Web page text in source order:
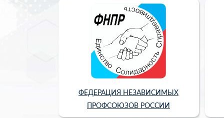
ФЕДЕРАЦИЯ НЕЗАВИСИМЫХ
ПРОФСОЮЗОВ РОССИИ